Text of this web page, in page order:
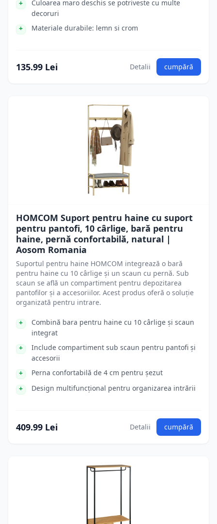
Culoarea maro deschis se potriveste cu multe
decoruri
Materiale durabile: lemn si crom
135.99 Lei Detalii cumpără
HOMCOM Suport pentru haine cu suport
pentru pantofi, 10 cârlige, bară pentru
haine, pernă confortabilă, natural |
Aosom Romania
Suportul pentru haine HOMCOM integrează o bară
pentru haine cu 10 cârlige și un scaun cu pernă. Sub
scaun se află un compartiment pentru depozitarea
pantofilor și a accesoriilor. Acest produs oferă o soluție
organizată pentru intrare.
Combină bara pentru haine cu 10 cârlige și scaun
integrat
Include compartiment sub scaun pentru pantofi și
accesorii
Perna confortabilă de 4 cm pentru șezut
Design multifuncțional pentru organizarea intrării
409.99 Lei Detalii cumpără